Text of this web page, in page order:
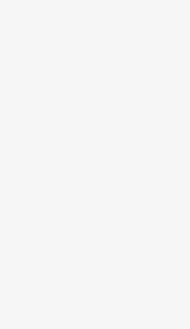
παρέα μας, στα